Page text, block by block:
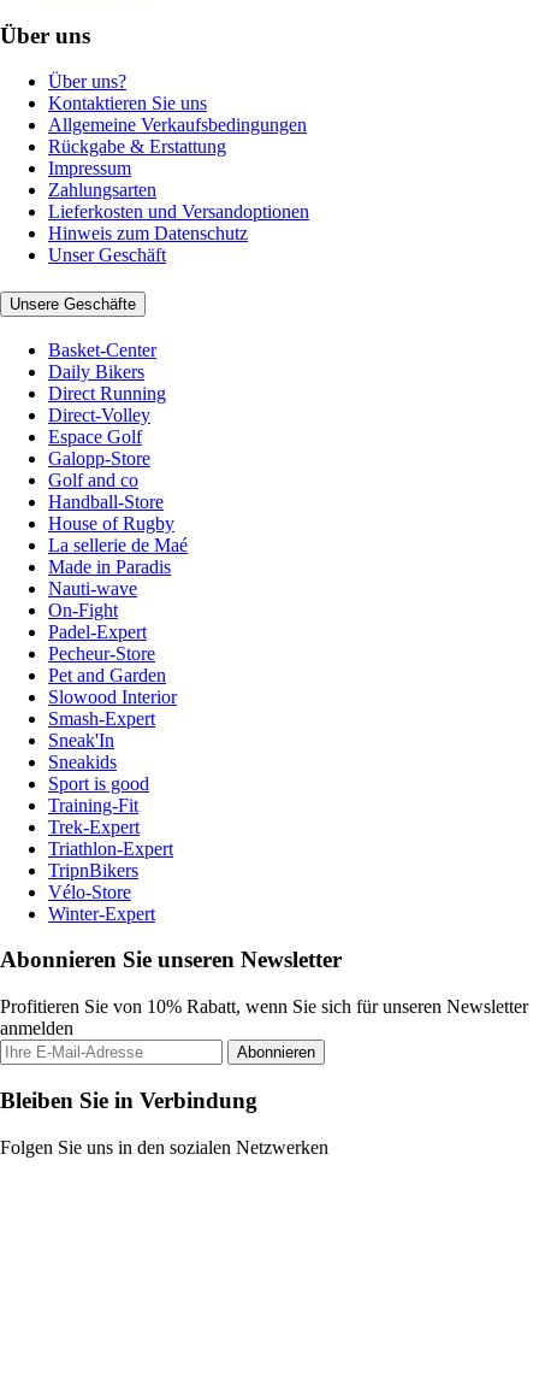
Über uns
Über uns?
Kontaktieren Sie uns
Allgemeine Verkaufsbedingungen
Rückgabe & Erstattung
Impressum
Zahlungsarten
Lieferkosten und Versandoptionen
Hinweis zum Datenschutz
Unser Geschäft
Unsere Geschäfte
Basket-Center
Daily Bikers
Direct Running
Direct-Volley
Espace Golf
Galopp-Store
Golf and co
Handball-Store
House of Rugby
La sellerie de Maé
Made in Paradis
Nauti-wave
On-Fight
Padel-Expert
Pecheur-Store
Pet and Garden
Slowood Interior
Smash-Expert
Sneak'In
Sneakids
Sport is good
Training-Fit
Trek-Expert
Triathlon-Expert
TripnBikers
Vélo-Store
Winter-Expert
Abonnieren Sie unseren Newsletter
Profitieren Sie von 10% Rabatt, wenn Sie sich für unseren Newsletter
anmelden
Abonnieren
Bleiben Sie in Verbindung
Folgen Sie uns in den sozialen Netzwerken